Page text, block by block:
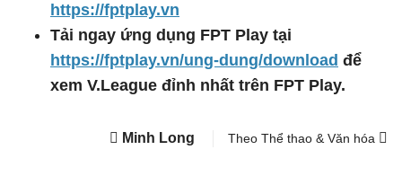
https://fptplay.vn
Tải ngay ứng dụng FPT Play tại
https://fptplay.vn/ung-dung/download để
xem V.League đỉnh nhất trên FPT Play.
Minh Long Theo Thể thao & Văn hóa